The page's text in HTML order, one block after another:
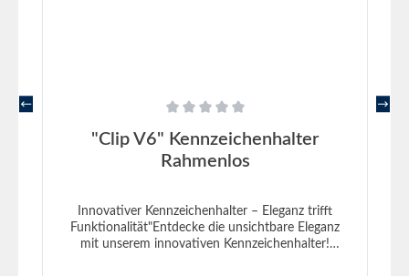
Durchschnittliche Bewertung von 0 von 5 Sternen
"Clip V6" Kennzeichenhalter
Rahmenlos
Innovativer Kennzeichenhalter – Eleganz trifft
Funktionalität"Entdecke die unsichtbare Eleganz
mit unserem innovativen Kennzeichenhalter!